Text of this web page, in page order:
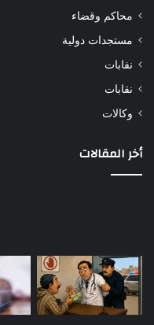
محاكم وقضاء
مستجدات دولية
نفابات
نقابات
وكالات
أخر المقالات